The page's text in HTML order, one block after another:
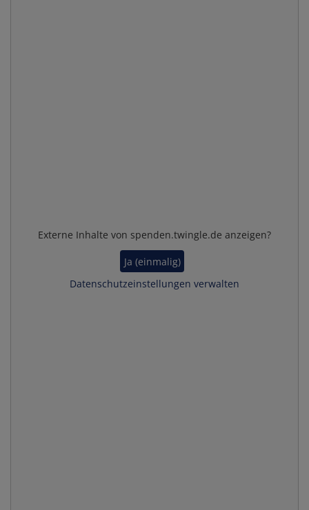
Externe Inhalte von spenden.twingle.de anzeigen?
Ja (einmalig)
Datenschutzeinstellungen verwalten